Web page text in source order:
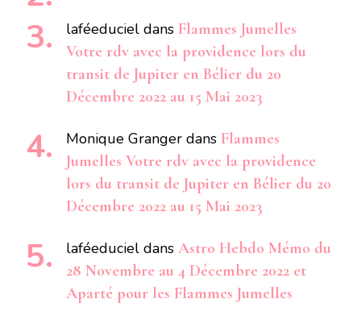
laféeduciel dans Flammes Jumelles
Votre rdv avec la providence lors du
transit de Jupiter en Bélier du 20
Décembre 2022 au 15 Mai 2023
Monique Granger dans Flammes
Jumelles Votre rdv avec la providence
lors du transit de Jupiter en Bélier du 20
Décembre 2022 au 15 Mai 2023
laféeduciel dans Astro Hebdo Mémo du
28 Novembre au 4 Décembre 2022 et
Aparté pour les Flammes Jumelles